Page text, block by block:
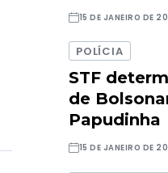
15 DE JANEIRO DE
POLÍCIA
STF
de
Papudinha
15 DE JANEIRO DE